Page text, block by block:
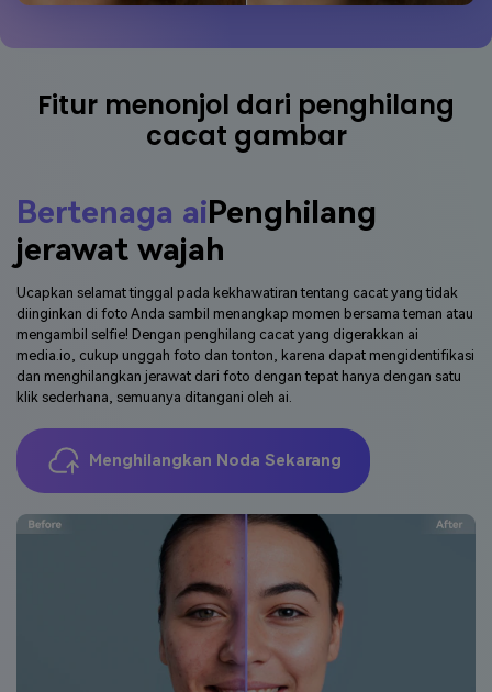
Fitur menonjol dari penghilang
cacat gambar
Bertenaga aiPenghilang
jerawat wajah
Ucapkan selamat tinggal pada kekhawatiran tentang cacat yang tidak
diinginkan di foto Anda sambil menangkap momen bersama teman atau
mengambil selfie! Dengan penghilang cacat yang digerakkan ai
media.io, cukup unggah foto dan tonton, karena dapat mengidentifikasi
dan menghilangkan jerawat dari foto dengan tepat hanya dengan satu
klik sederhana, semuanya ditangani oleh ai.
Menghilangkan Noda Sekarang